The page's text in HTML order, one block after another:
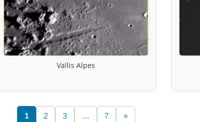
Vallis Alpes
1 2 3 … 7 »